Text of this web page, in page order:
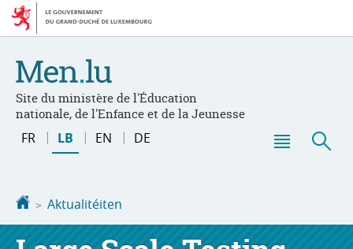
Bei
den
Aller
au
Site du ministère de l'Éducation
nationale, de l'Enfance et de la Jeunesse
Changer
FR LB EN DE
Startsäit
Aktualitéiten